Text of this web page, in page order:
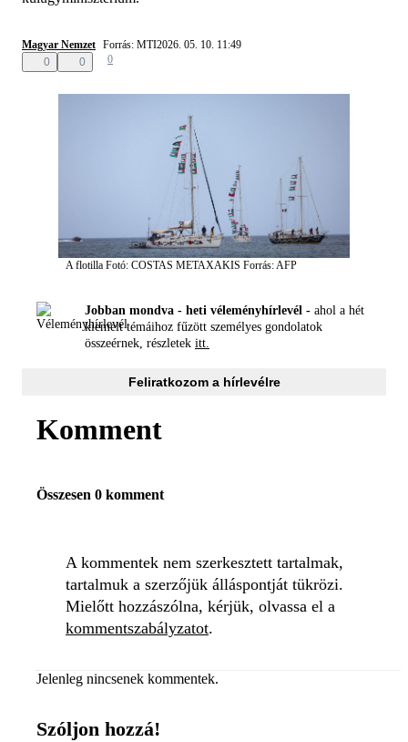
Magyar Nemzet Forrás: MTI2026. 05. 10. 11:49
0
0 0
A flotilla Fotó: COSTAS METAXAKIS Forrás: AFP
Jobban mondva - heti véleményhírlevél - ahol a hét
kiemelt témáihoz fűzött személyes gondolatok
összeérnek, részletek itt.
Feliratkozom a hírlevélre
Komment
Összesen 0 komment
A kommentek nem szerkesztett tartalmak,
tartalmuk a szerzőjük álláspontját tükrözi.
Mielőtt hozzászólna, kérjük, olvassa el a
kommentszabályzatot.
Jelenleg nincsenek kommentek.
Szóljon hozzá!